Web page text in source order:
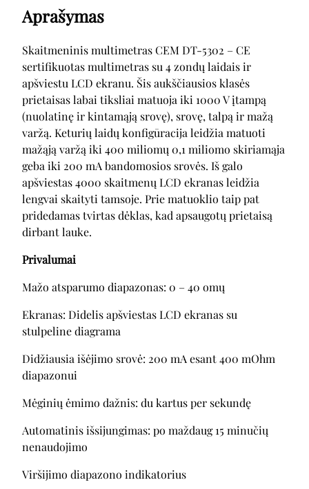
Aprašymas
Skaitmeninis multimetras CEM DT-5302 – CE
sertifikuotas multimetras su 4 zondų laidais ir
apšviestu LCD ekranu. Šis aukščiausios klasės
prietaisas labai tiksliai matuoja iki 1000 V įtampą
(nuolatinę ir kintamąją srovę), srovę, talpą ir mažą
varžą. Keturių laidų konfigūracija leidžia matuoti
mažąją varžą iki 400 miliomų 0,1 miliomo skiriamąja
geba iki 200 mA bandomosios srovės. Iš galo
apšviestas 4000 skaitmenų LCD ekranas leidžia
lengvai skaityti tamsoje. Prie matuoklio taip pat
pridedamas tvirtas dėklas, kad apsaugotų prietaisą
dirbant lauke.
Privalumai
Mažo atsparumo diapazonas: 0 – 40 omų
Ekranas: Didelis apšviestas LCD ekranas su
stulpeline diagrama
Didžiausia išėjimo srovė: 200 mA esant 400 mOhm
diapazonui
Mėginių ėmimo dažnis: du kartus per sekundę
Automatinis išsijungimas: po maždaug 15 minučių
nenaudojimo
Viršijimo diapazono indikatorius